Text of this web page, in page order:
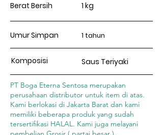
Berat Bersih 1 kg
Umur Simpan 1 tahun
Komposisi Saus Teriyaki
PT Boga Eterna Sentosa merupakan
perusahaan distributor untuk item di atas.
Kami berlokasi di Jakarta Barat dan kami
memiliki beberapa produk yang sudah
tersertifikasi HALAL. Kami juga melayani